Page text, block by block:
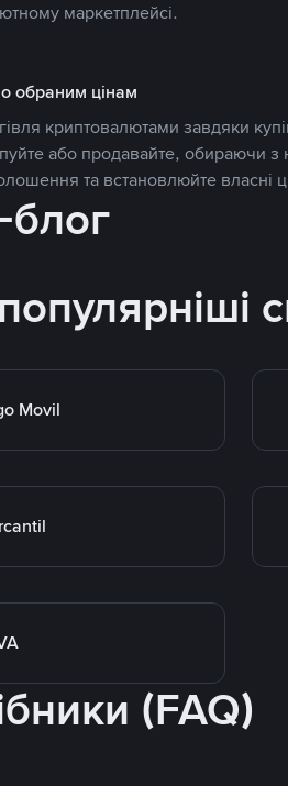
маркетплейсі.
обраним цінам
криптовалютами завдяки
або продавайте, обираючи
та встановлюйте власні
блог
Movil
(FAQ)